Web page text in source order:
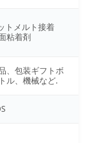
トメルト接着
粘着剤
、包装ギフトボ
ル、機械など.